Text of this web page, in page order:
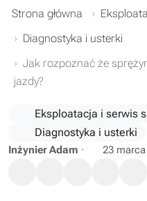
Strona główna
Diagnostyka i usterki
Jak rozpoznać że
jazdy?
Eksploatacja i serwis
Diagnostyka i usterki
Inżynier Adam · 23